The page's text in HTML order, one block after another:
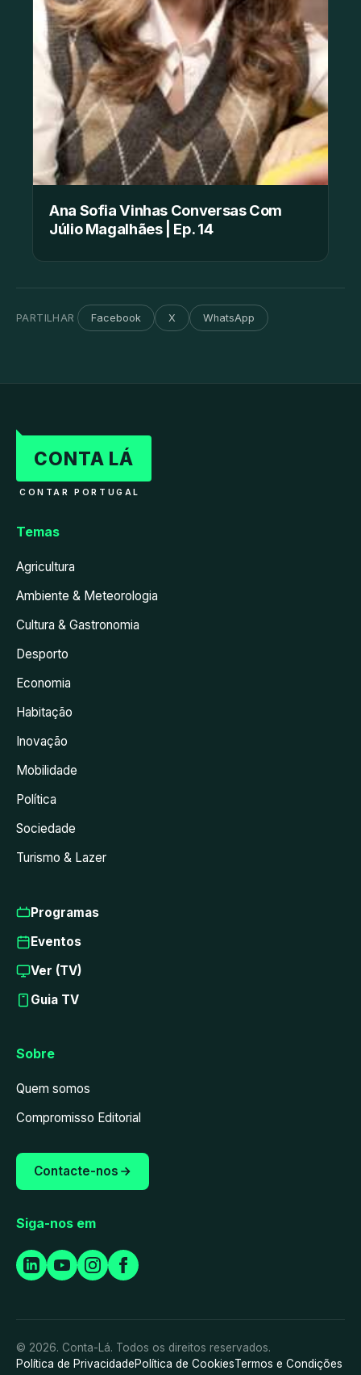
Ana Sofia Vinhas Conversas Com
Júlio Magalhães | Ep. 14
PARTILHAR Facebook X WhatsApp
CONTA LÁ
CONTAR PORTUGAL
Temas
Agricultura
Ambiente & Meteorologia
Cultura & Gastronomia
Desporto
Economia
Habitação
Inovação
Mobilidade
Política
Sociedade
Turismo & Lazer
Programas
Eventos
Ver (TV)
Guia TV
Sobre
Quem somos
Compromisso Editorial
Contacte-nos
Siga-nos em
© 2026. Conta-Lá. Todos os direitos reservados.
Política de PrivacidadePolítica de CookiesTermos e Condições